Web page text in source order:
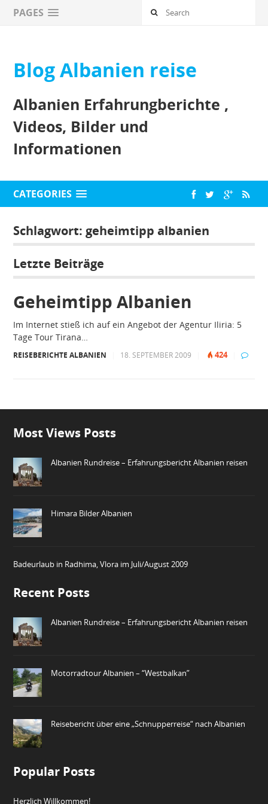
PAGES
Blog Albanien reise
Albanien Erfahrungberichte ,
Videos, Bilder und
Informationen
CATEGORIES
Schlagwort: geheimtipp albanien
Letzte Beiträge
Geheimtipp Albanien
Im Internet stieß ich auf ein Angebot der Agentur Iliria: 5
Tage Tour Tirana…
REISEBERICHTE ALBANIEN 18. SEPTEMBER 2009 424
Most Views Posts
Albanien Rundreise – Erfahrungsbericht Albanien reisen
Himara Bilder Albanien
Badeurlaub in Radhima, Vlora im Juli/August 2009
Recent Posts
Albanien Rundreise – Erfahrungsbericht Albanien reisen
Motorradtour Albanien – “Westbalkan”
Reisebericht über eine „Schnupperreise“ nach Albanien
Popular Posts
Herzlich Willkommen!